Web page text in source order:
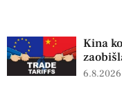
Kina
6.8.2026